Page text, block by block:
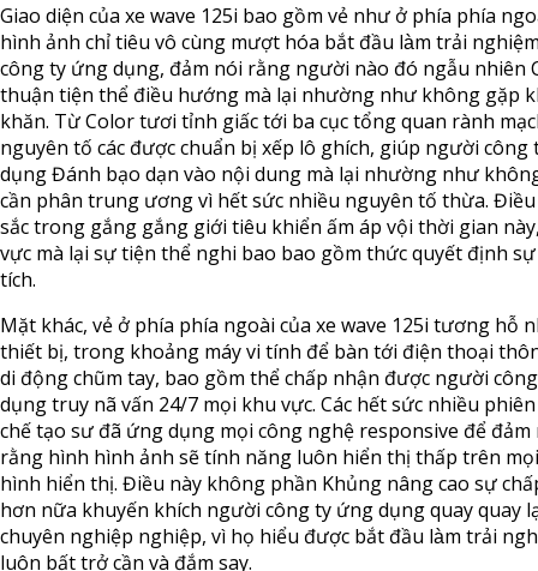
Giao diện của xe wave 125i bao gồm vẻ như ở phía phía
hình ảnh chỉ tiêu vô cùng mượt hóa bắt đầu làm trải
công ty ứng dụng, đảm nói rằng người nào đó ngẫu nhiên
thuận tiện thể điều hướng mà lại nhường như không gặp
khăn. Từ Color tươi tỉnh giấc tới ba cục tổng quan rành
nguyên tố các được chuẩn bị xếp lô ghích, giúp người công
dụng Đánh bạo dạn vào nội dung mà lại nhường như
cần phân trung ương vì hết sức nhiều nguyên tố thừa.
sắc trong gắng gắng giới tiêu khiển ấm áp vội thời gian
vực mà lại sự tiện thể nghi bao bao gồm thức quyết định
tích.
Mặt khác, vẻ ở phía phía ngoài của xe wave 125i tương hỗ
thiết bị, trong khoảng máy vi tính để bàn tới điện thoại
di động chũm tay, bao gồm thể chấp nhận được người
dụng truy nã vấn 24/7 mọi khu vực. Các hết sức nhiều
chế tạo sư đã ứng dụng mọi công nghệ responsive để đảm
rằng hình hình ảnh sẽ tính năng luôn hiển thị thấp trên
hình hiển thị. Điều này không phần Khủng nâng cao sự
hơn nữa khuyến khích người công ty ứng dụng quay quay
chuyên nghiệp nghiệp, vì họ hiểu được bắt đầu làm trải
luôn bất trở cần và đắm say.